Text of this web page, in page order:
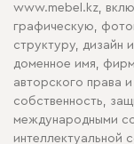
www.mebel.kz,
графическую,
структуру, дизайн
доменное имя,
авторского права
собственность,
международными
интеллектуальной